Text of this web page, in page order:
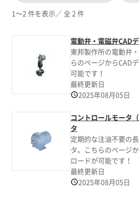
1～2 件を表示／ 全 2 件
電動弁・電磁弁CAD
東邦製作所の電動弁
らのページからCAD
可能です！
最終更新日
2025年08月05日
コントロールモータ
タ
定期的な注油不要の
タ。こちらのページ
ロードが可能です！
最終更新日
2025年08月05日